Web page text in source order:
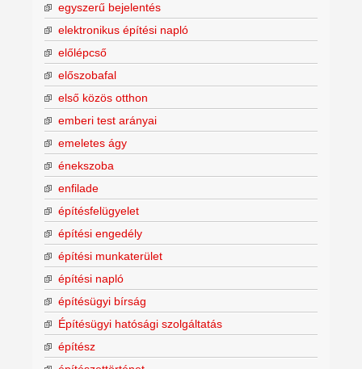
egyszerű bejelentés
elektronikus építési napló
előlépcső
előszobafal
első közös otthon
emberi test arányai
emeletes ágy
énekszoba
enfilade
építésfelügyelet
építési engedély
építési munkaterület
építési napló
építésügyi bírság
Építésügyi hatósági szolgáltatás
építész